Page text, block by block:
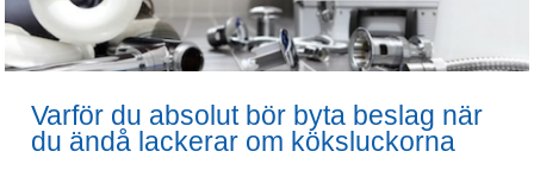
Varför du absolut bör byta beslag när
du ändå lackerar om köksluckorna